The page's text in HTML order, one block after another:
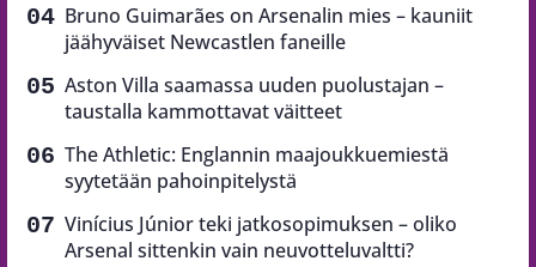
Bruno Guimarães on Arsenalin mies – kauniit
jäähyväiset Newcastlen faneille
Aston Villa saamassa uuden puolustajan –
taustalla kammottavat väitteet
The Athletic: Englannin maajoukkuemiestä
syytetään pahoinpitelystä
Vinícius Júnior teki jatkosopimuksen – oliko
Arsenal sittenkin vain neuvotteluvaltti?